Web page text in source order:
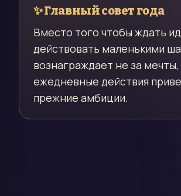
✨Главный совет года
Вместо того чтобы ждать
действовать маленькими
вознаграждает не за
ежедневные действия
прежние амбиции.